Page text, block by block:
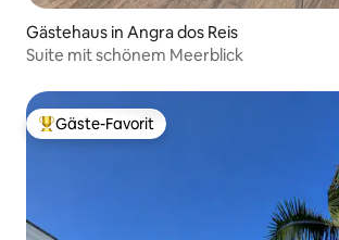
Gästehaus in Angra dos Reis
Suite mit schönem Meerblick
Beliebter Gäste-Favorit.
Gäste-Favorit